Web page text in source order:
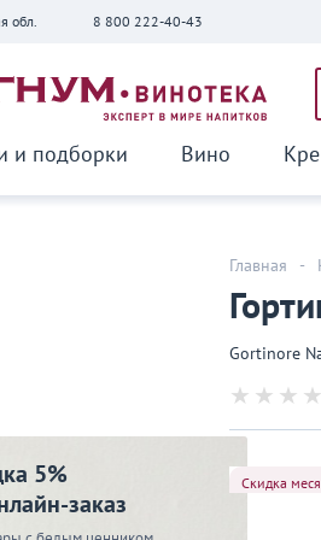
обл. 8 800 222-40-43
и подборки Вино
5%
заказ
Главная -
Gortinore
Скидка